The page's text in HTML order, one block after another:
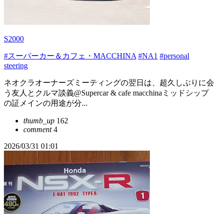
S2000
#スーパーカー＆カフェ・MACCHINA #NA1 #personal
steering
ネオクラオーナーズミーティングの翌日は、超久しぶりに会
う友人とクルマ談義@Supercar & cafe macchinaミッドシップ
の証メインの用途が分...
thumb_up 162
comment4
2026/03/31 01:01